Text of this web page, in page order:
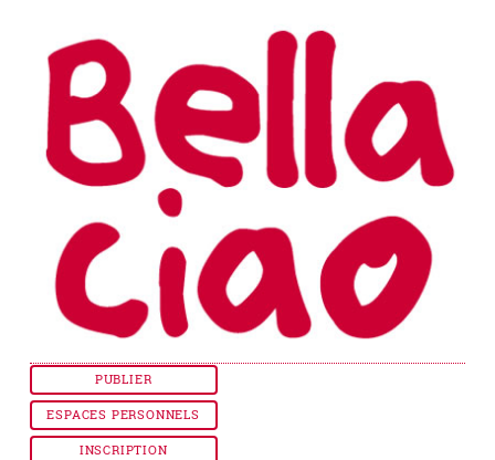
PUBLIER
ESPACES PERSONNELS
INSCRIPTION